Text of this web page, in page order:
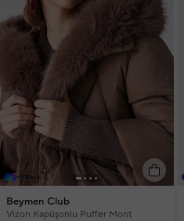
+1 Renk
Beymen Club
Vizon Kapüşonlu Puffer Mont